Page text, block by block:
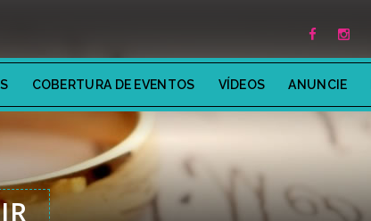
COBERTURA DE EVENTOS VÍDEOS ANUNCIE